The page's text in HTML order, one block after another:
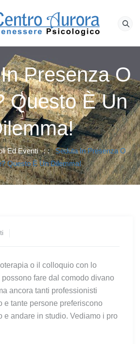
Presenza O
Questo È Un
Ed Eventi: :Seduta In Presenza O
Questo È Un Dilemma!
o il colloquio con lo
fare dal comodo divano
ancora tanti professionisti
e tante persone preferiscono
e andare in studio. Vediamo i pro